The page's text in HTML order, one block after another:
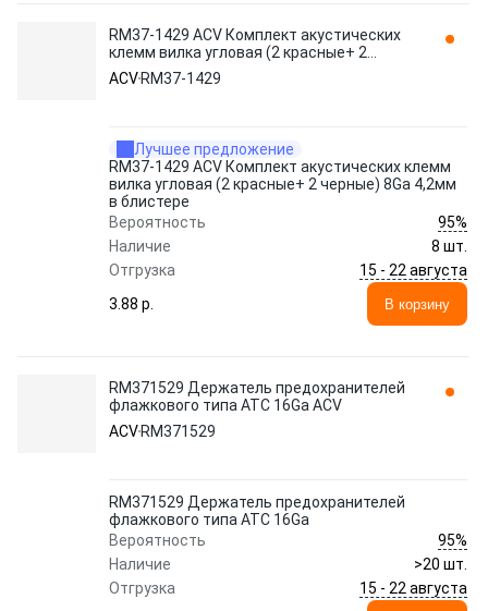
RM37-1429 ACV Комплект акустических
клемм вилка угловая (2 красные+ 2
черные) 8Ga 4,2мм в блистере
ACV RM37-1429
Лучшее предложение
RM37-1429 ACV Комплект акустических клемм
вилка угловая (2 красные+ 2 черные) 8Ga 4,2мм
в блистере
Вероятность
95%
Наличие
8 шт.
Отгрузка
15 - 22 августа
3.88 p.
В корзину
RM371529 Держатель предохранителей
флажкового типа ATC 16Ga ACV
ACV RM371529
RM371529 Держатель предохранителей
флажкового типа ATC 16Ga
Вероятность
95%
Наличие
>20 шт.
Отгрузка
15 - 22 августа